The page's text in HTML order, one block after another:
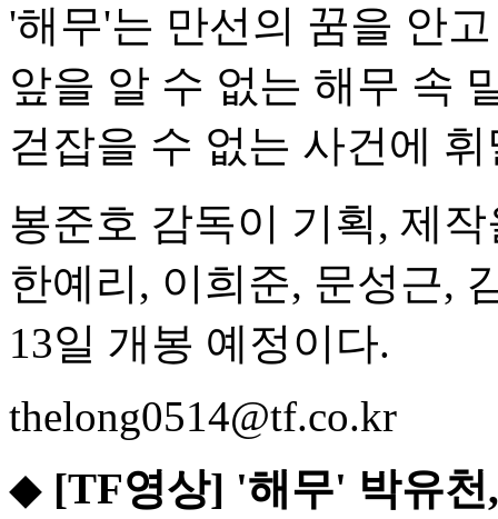
'해무'는 만선의 꿈을 안
앞을 알 수 없는 해무 속
걷잡을 수 없는 사건에
봉준호 감독이 기획, 제
한예리, 이희준, 문성근,
13일 개봉 예정이다.
thelong0514@tf.co.kr
◆ [TF영상] '해무' 박유